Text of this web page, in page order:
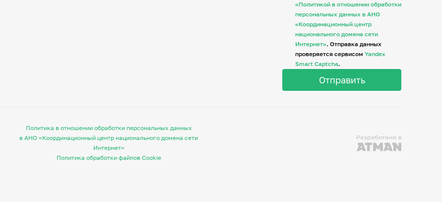
«Политикой в отношении обработки
персональных данных в АНО
«Координационный центр
национального домена сети
Интернет». Отправка данных
проверяется сервисом Yandex
Smart Captcha.
Политика в отношении обработки персональных данных
в АНО «Координационный центр национального домена сети
Интернет»
Политика обработки файлов Cookie